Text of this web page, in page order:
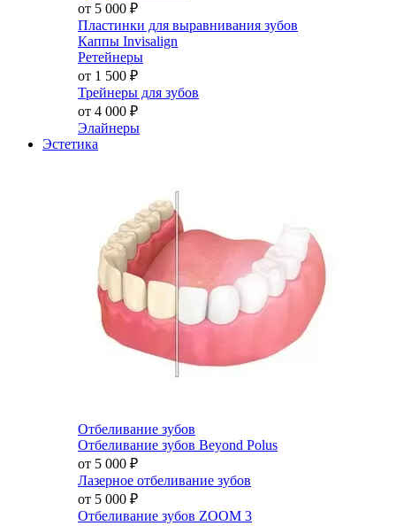
от 5 000 ₽
Пластинки для выравнивания зубов
Каппы Invisalign
Ретейнеры
от 1 500 ₽
Трейнеры для зубов
от 4 000 ₽
Элайнеры
Эстетика
Отбеливание зубов
Отбеливание зубов Beyond Polus
от 5 000 ₽
Лазерное отбеливание зубов
от 5 000 ₽
Отбеливание зубов ZOOM 3